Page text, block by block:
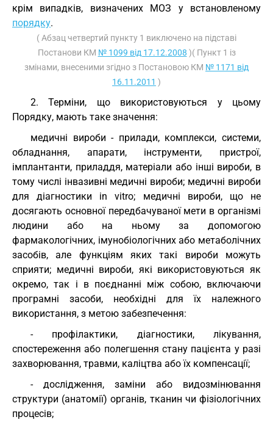
крім випадків, визначених МОЗ у встановленому
порядку.
( Абзац четвертий пункту 1 виключено на підставі
Постанови КМ № 1099 від 17.12.2008 )( Пункт 1 із
змінами, внесеними згідно з Постановою КМ № 1171 від
16.11.2011 )
2. Терміни, що використовуються у цьому
Порядку, мають таке значення:
медичні вироби - прилади, комплекси, системи,
обладнання, апарати, інструменти, пристрої,
імплантанти, приладдя, матеріали або інші вироби, в
тому числі інвазивні медичні вироби; медичні вироби
для діагностики in vitro; медичні вироби, що не
досягають основної передбачуваної мети в організмі
людини або на ньому за допомогою
фармакологічних, імунобіологічних або метаболічних
засобів, але функціям яких такі вироби можуть
сприяти; медичні вироби, які використовуються як
окремо, так і в поєднанні між собою, включаючи
програмні засоби, необхідні для їх належного
використання, з метою забезпечення:
- профілактики, діагностики, лікування,
спостереження або полегшення стану пацієнта у разі
захворювання, травми, каліцтва або їх компенсації;
- дослідження, заміни або видозмінювання
структури (анатомії) органів, тканин чи фізіологічних
процесів;